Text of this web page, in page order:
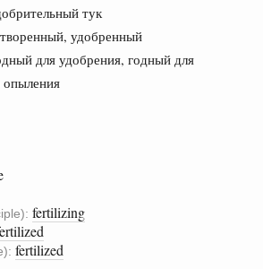
тук
удобренный
для удобрения, годный для
опыления
fertilizing
fertilized